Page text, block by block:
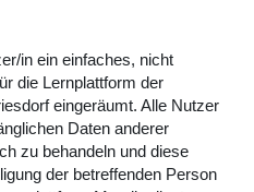
in ein einfaches, nicht
die Lernplattform der
eingeräumt. Alle Nutzer
Daten anderer
zu behandeln und diese
der betreffenden Person